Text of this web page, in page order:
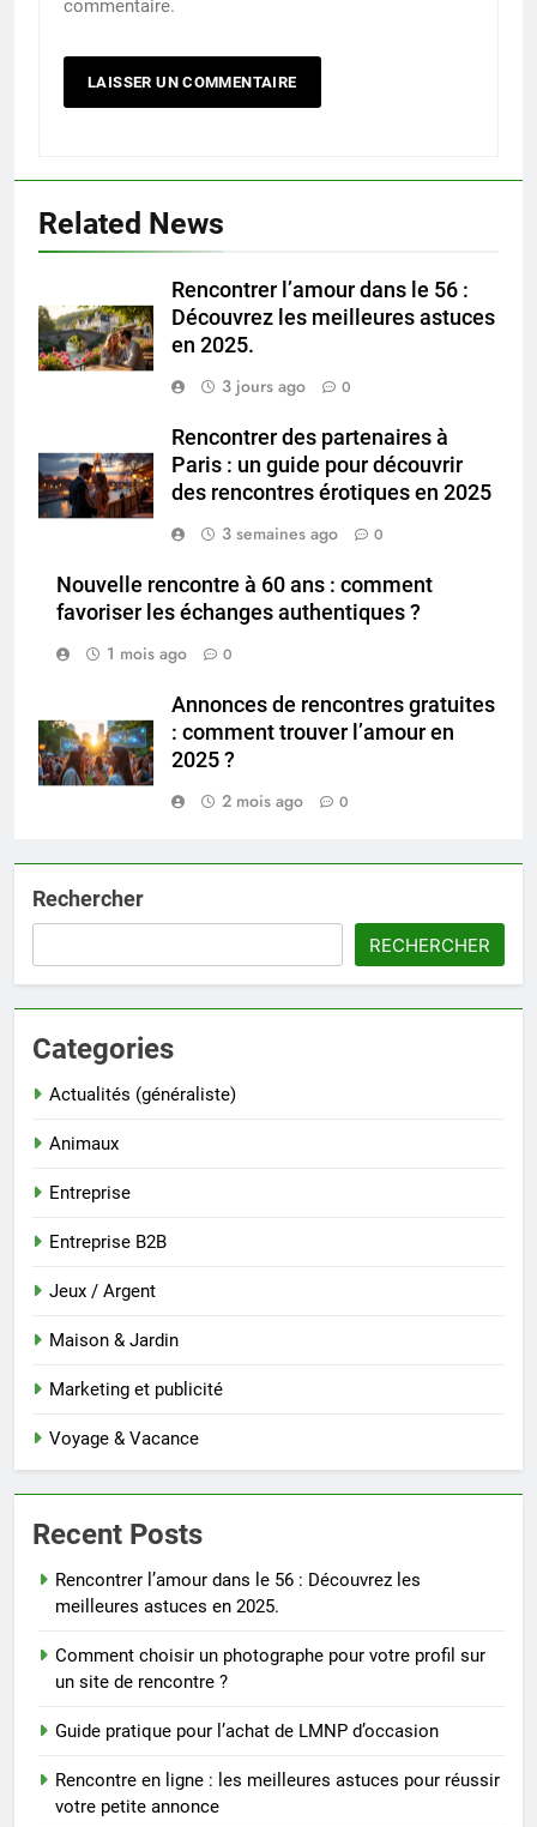
commentaire.
Related News
Rencontrer l’amour dans le 56 :
Découvrez les meilleures astuces
en 2025.
3 jours ago
0
Rencontrer des partenaires à
Paris : un guide pour découvrir
des rencontres érotiques en 2025
3 semaines ago
0
Nouvelle rencontre à 60 ans : comment
favoriser les échanges authentiques ?
1 mois ago
0
Annonces de rencontres gratuites
: comment trouver l’amour en
2025 ?
2 mois ago
0
Rechercher
RECHERCHER
Categories
Actualités (généraliste)
Animaux
Entreprise
Entreprise B2B
Jeux / Argent
Maison & Jardin
Marketing et publicité
Voyage & Vacance
Recent Posts
Rencontrer l’amour dans le 56 : Découvrez les
meilleures astuces en 2025.
Comment choisir un photographe pour votre profil sur
un site de rencontre ?
Guide pratique pour l’achat de LMNP d’occasion
Rencontre en ligne : les meilleures astuces pour réussir
votre petite annonce